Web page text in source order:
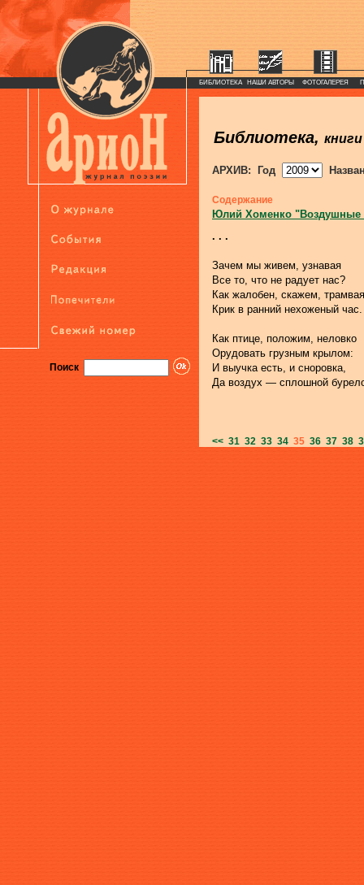
Поиск
БИБЛИОТЕКА НАШИ АВТОРЫ ФОТОГАЛЕРЕЯ
Библиотека, книги
АРХИВ: Год
Содержание
Юлий Хоменко
. . .
Зачем мы живем, узнавая
Все то, что не радует нас?
Как жалобен, скажем, трамвая
Крик в ранний нехоженый час.
Как птице, положим, неловко
Орудовать грузным крылом:
И выучка есть, и сноровка,
Да воздух — сплошной
<< 31 32 33 34 35 36 37 38